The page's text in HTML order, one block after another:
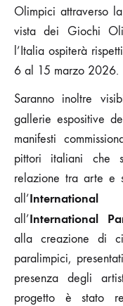
Olimpici attraverso
vista dei Giochi
l’Italia ospiterà
6 al 15 marzo 2026.
Saranno inoltre
gallerie espositive
manifesti
pittori italiani che
relazione tra arte e
all’
all’International
alla creazione di
paralimpici,
presenza degli
progetto è stato